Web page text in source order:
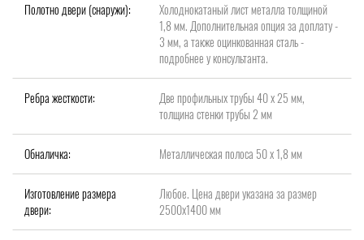
Полотно двери (снаружи):
Холоднокатаный лист металла толщиной
1,8 мм. Дополнительная опция за доплату -
3 мм, а также оцинкованная сталь -
подробнее у консультанта.
Ребра жесткости:
Две профильных трубы 40 х 25 мм,
толщина стенки трубы 2 мм
Обналичка: Металлическая полоса 50 х 1,8 мм
Изготовление размера
двери:
Любое. Цена двери указана за размер
2500х1400 мм